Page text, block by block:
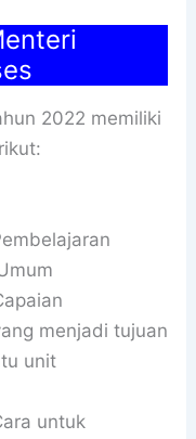
2022 memiliki
menjadi tujuan
unit
untuk